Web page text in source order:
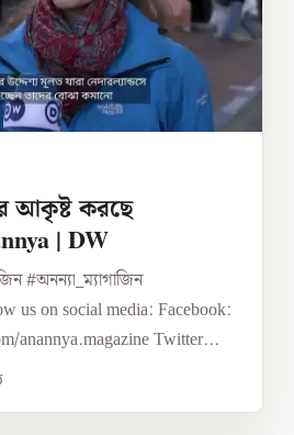
আকৃষ্ট করছে
| DW
#অনন্যা_ম্যাগাজিন
us on social media: Facebook:
anannya.magazine Twitter...